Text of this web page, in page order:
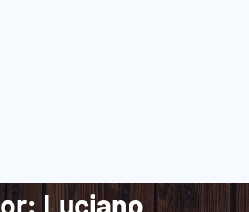
Luciano